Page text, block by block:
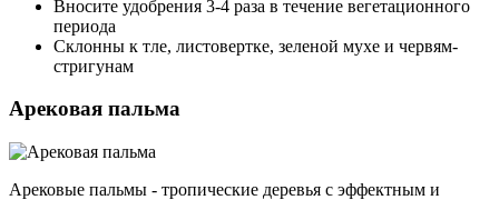
Вносите удобрения 3-4 раза в течение вегетационного
периода
Склонны к тле, листовертке, зеленой мухе и червям-
стригунам
Арековая пальма
Арековые пальмы - тропические деревья с эффектным и